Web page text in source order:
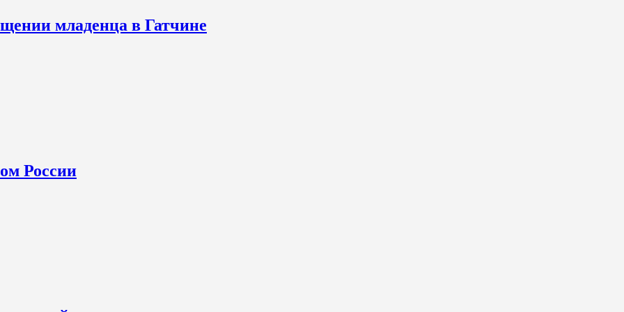
младенца в Гатчине
России